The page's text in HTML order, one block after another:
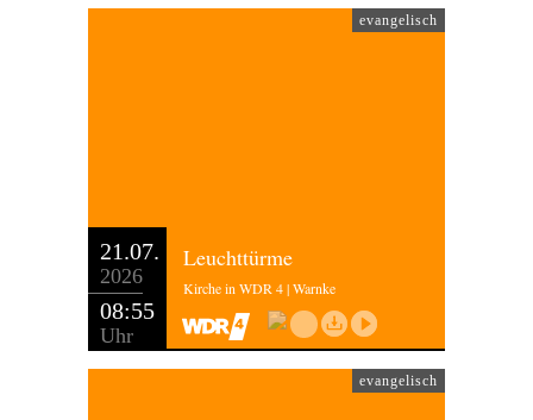
evangelisch
21.07.
2026
08:55
Uhr
Leuchttürme
Kirche in WDR 4 | Warnke
evangelisch